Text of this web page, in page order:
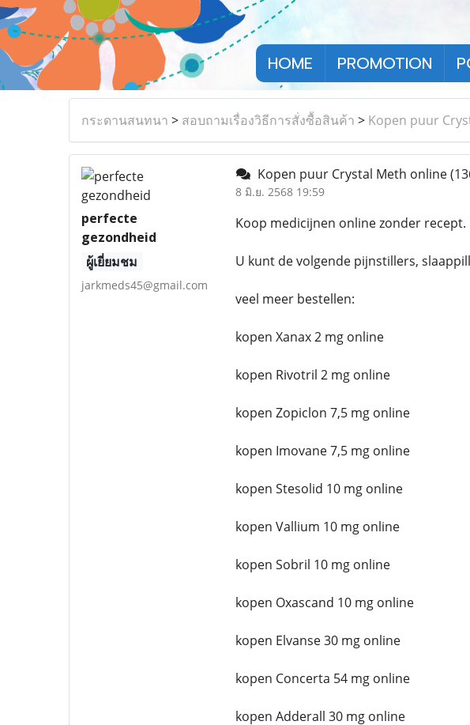
HOME PROMOTION
กระดานสนทนา > สอบถามเรื่องวิธีการสั่งซื้อสินค้า > Kopen puur
perfecte
gezondheid
ผู้เยี่ยมชม
jarkmeds45@gmail.com
Kopen puur Crystal Meth online
8 มิ.ย. 2568 19:59
Koop medicijnen online zonder
U kunt de volgende pijnstillers,
veel meer bestellen:
kopen Xanax 2 mg online
kopen Rivotril 2 mg online
kopen Zopiclon 7,5 mg online
kopen Imovane 7,5 mg online
kopen Stesolid 10 mg online
kopen Vallium 10 mg online
kopen Sobril 10 mg online
kopen Oxascand 10 mg online
kopen Elvanse 30 mg online
kopen Concerta 54 mg online
kopen Adderall 30 mg online